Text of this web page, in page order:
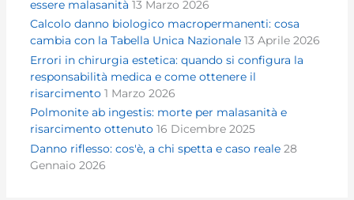
essere malasanità 13 Marzo 2026
Calcolo danno biologico macropermanenti: cosa
cambia con la Tabella Unica Nazionale 13 Aprile 2026
Errori in chirurgia estetica: quando si configura la
responsabilità medica e come ottenere il
risarcimento 1 Marzo 2026
Polmonite ab ingestis: morte per malasanità e
risarcimento ottenuto 16 Dicembre 2025
Danno riflesso: cos'è, a chi spetta e caso reale 28
Gennaio 2026